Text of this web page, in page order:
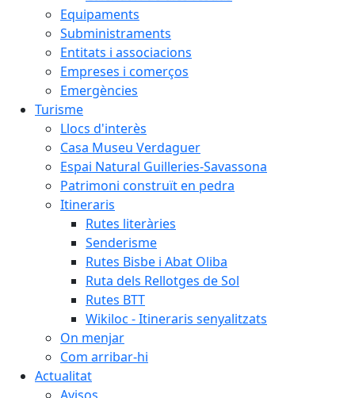
Equipaments
Subministraments
Entitats i associacions
Empreses i comerços
Emergències
Turisme
Llocs d'interès
Casa Museu Verdaguer
Espai Natural Guilleries-Savassona
Patrimoni construït en pedra
Itineraris
Rutes literàries
Senderisme
Rutes Bisbe i Abat Oliba
Ruta dels Rellotges de Sol
Rutes BTT
Wikiloc - Itineraris senyalitzats
On menjar
Com arribar-hi
Actualitat